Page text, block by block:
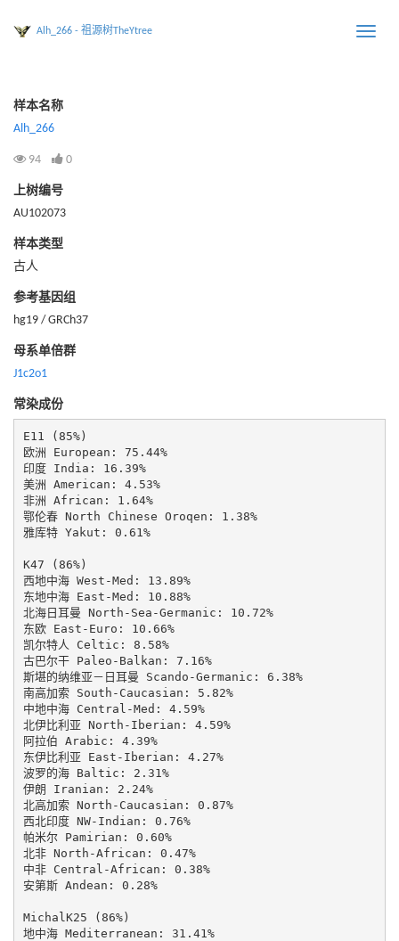
Toggle
Alh_266 - 祖源树TheYtree
样本名称
Alh_266
94 0
上树编号
AU102073
样本类型
古人
参考基因组
hg19 / GRCh37
母系单倍群
J1c2o1
常染成份
E11 (85%)
欧洲 European: 75.44%
印度 India: 16.39%
美洲 American: 4.53%
非洲 African: 1.64%
鄂伦春 North Chinese Oroqen: 1.38%
雅库特 Yakut: 0.61%
K47 (86%)
西地中海 West-Med: 13.89%
东地中海 East-Med: 10.88%
北海日耳曼 North-Sea-Germanic: 10.72%
东欧 East-Euro: 10.66%
凯尔特人 Celtic: 8.58%
古巴尔干 Paleo-Balkan: 7.16%
斯堪的纳维亚－日耳曼 Scando-Germanic: 6.38%
南高加索 South-Caucasian: 5.82%
中地中海 Central-Med: 4.59%
北伊比利亚 North-Iberian: 4.59%
阿拉伯 Arabic: 4.39%
东伊比利亚 East-Iberian: 4.27%
波罗的海 Baltic: 2.31%
伊朗 Iranian: 2.24%
北高加索 North-Caucasian: 0.87%
西北印度 NW-Indian: 0.76%
帕米尔 Pamirian: 0.60%
北非 North-African: 0.47%
中非 Central-African: 0.38%
安第斯 Andean: 0.28%
MichalK25 (86%)
地中海 Mediterranean: 31.41%